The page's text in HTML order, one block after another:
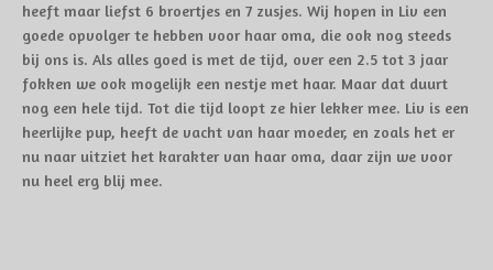
heeft maar liefst 6 broertjes en 7 zusjes. Wij hopen in Liv een
goede opvolger te hebben voor haar oma, die ook nog steeds
bij ons is. Als alles goed is met de tijd, over een 2.5 tot 3 jaar
fokken we ook mogelijk een nestje met haar. Maar dat duurt
nog een hele tijd. Tot die tijd loopt ze hier lekker mee. Liv is een
heerlijke pup, heeft de vacht van haar moeder, en zoals het er
nu naar uitziet het karakter van haar oma, daar zijn we voor
nu heel erg blij mee.